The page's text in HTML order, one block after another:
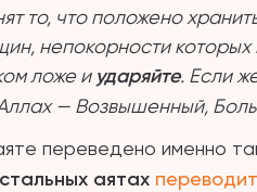
что положено
непокорности
ложе и ударяйте. Если
— Возвышенный,
переведено именно
аятах